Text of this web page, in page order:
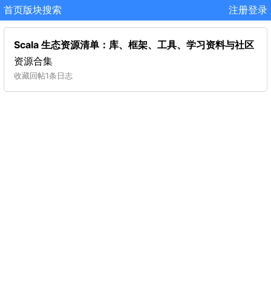
首页版块搜索 注册登录
Scala 生态资源清单：库、框架、工具、学习资料与社区
资源合集
收藏回帖1条日志